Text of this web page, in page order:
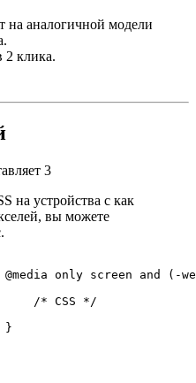
на аналогичной модели
2 клика.
3
на устройства с как
вы можете
@media only screen and (-
/* CSS */
}